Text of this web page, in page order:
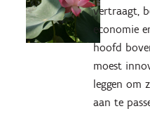
vertraagt,
economie
hoofd
moest
leggen om
aan te